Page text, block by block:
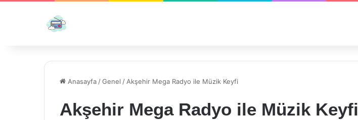
Anasayfa /Genel / Akşehir Mega Radyo ile Müzik Keyfi
Akşehir Mega Radyo ile Müzik Keyfi